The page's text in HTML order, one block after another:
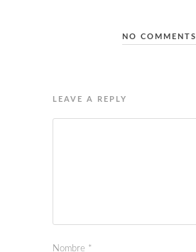
NO COMMENTS
LEAVE A REPLY
Nombre *